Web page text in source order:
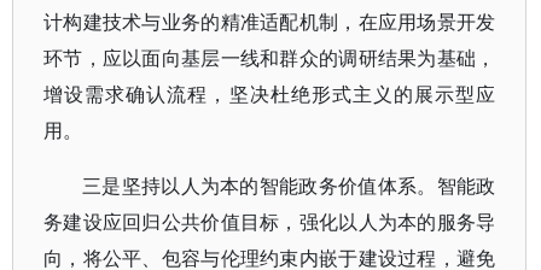
计构建技术与业务的精准适配机制，在应用场景开发
环节，应以面向基层一线和群众的调研结果为基础，
增设需求确认流程，坚决杜绝形式主义的展示型应
用。
三是坚持以人为本的智能政务价值体系。智能政
务建设应回归公共价值目标，强化以人为本的服务导
向，将公平、包容与伦理约束内嵌于建设过程，避免